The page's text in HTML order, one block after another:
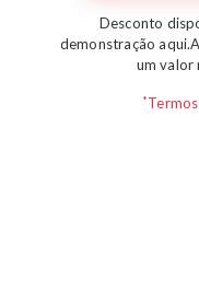
Desconto
demonstração aqui.
um valor
*